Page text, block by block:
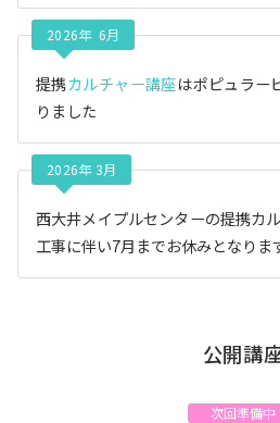
2026年 6月
提携カルチャー講座はポピュラー
りました
2026年 3月
西大井メイプルセンターの提携カ
工事に伴い7月までお休みとなりま
公開講
次回準備中